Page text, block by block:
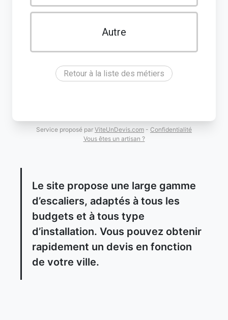
Autre
Retour à la liste des métiers
Service proposé par ViteUnDevis.com - Confidentialité
Vous êtes un artisan ?
Le site propose une large gamme
d’escaliers, adaptés à tous les
budgets et à tous type
d’installation. Vous pouvez obtenir
rapidement un devis en fonction
de votre ville.